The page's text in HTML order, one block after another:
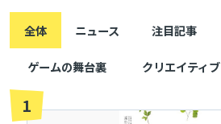
全体 ニュース 注目記事
ゲームの舞台裏 クリエイティブ
1